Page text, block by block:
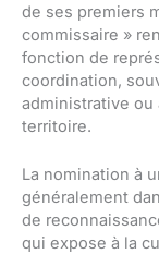
de ses premiers
commissaire »
fonction de
coordination,
administrative ou
territoire.
La nomination à
généralement
de
qui expose à la